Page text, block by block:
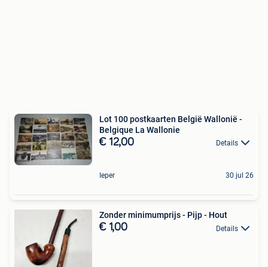
Lot 100 postkaarten België Wallonië -
Belgique La Wallonie
€ 12,00 Details
Ieper 30 jul 26
Zonder minimumprijs - Pijp - Hout
€ 1,00 Details